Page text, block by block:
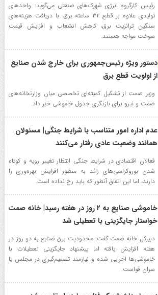
رئیس کارگروه انرژی شهرک‌های صنعتی می‌گوید: واحدهای
تولیدی علاوه بر قطع ۳۲ ساعته برق، با دریافت هزینه‌های
سنگین ترانزیت برق، کاهش انشعاب و افزایش قیمت
سوخت مواجه هستند.
دستور ویژه رئیس‌جمهوری برای خارج شدن صنایع
از اولویت قطع برق
وزیر صمت از تشکیل کمیته‌ای تخصصی میان وزارتخانه‌های
صمت و نیرو برای بازنگری جدول خاموشی خبر داد.
عدم اداره امور متناسب با شرایط جنگی| مسئولان
همانند وضعیت عادی رفتار می‌کنند
فعالان اقتصادی در شرایط جنگی انتظار تغییر رویه و کوتاه
شدن بوروکراسی‌های زائد به منظور افزایش بهره‌وری را
دارند، اما این اتفاق آنطور که باید رخ نداده است.
خاموشی صنایع به ۲ روز در هفته رسید| خانه صمت
خواستار جایگزینی با تعطیلی شد
دبیرکل خانه صمت گفت: محدودیت برق صنایع به دو روز در
هفته افزایش یافته اما پیشنهاد جایگزینی تعطیلات با
خاموشی‌ها اجرایی شده و نیازمند تصمیم‌گیری در مجلس یا
سران قواست.